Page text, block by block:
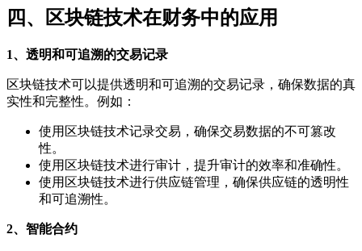
四、区块链技术在财务中的应用
1、透明和可追溯的交易记录
区块链技术可以提供透明和可追溯的交易记录，确保数据的真
实性和完整性。例如：
使用区块链技术记录交易，确保交易数据的不可篡改
性。
使用区块链技术进行审计，提升审计的效率和准确性。
使用区块链技术进行供应链管理，确保供应链的透明性
和可追溯性。
2、智能合约